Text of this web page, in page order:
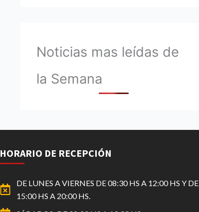
Noticias mas leídas de
la Semana
HORARIO DE RECEPCIÓN
DE LUNES A VIERNES DE 08:30 HS A 12:00 HS Y DE
15:00 HS A 20:00 HS.